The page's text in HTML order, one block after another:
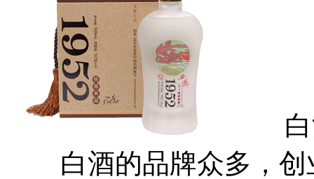
白
白酒的品牌众多，创